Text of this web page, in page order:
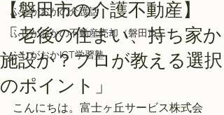
ふじがおかの介護話
ふじがおかの不動産売却（磐田市）
ふじがおかICT学習塾
【磐田市の介護不動産】
「老後の住まい、持ち家か
施設か？プロが教える選択
のポイント」
こんにちは。富士ヶ丘サービス株式会